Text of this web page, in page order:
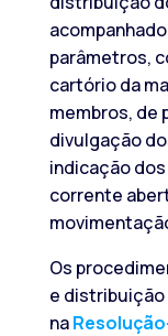
parâmetros,
cartório da
membros, de
divulgação
indicação
corrente
Os
e
na